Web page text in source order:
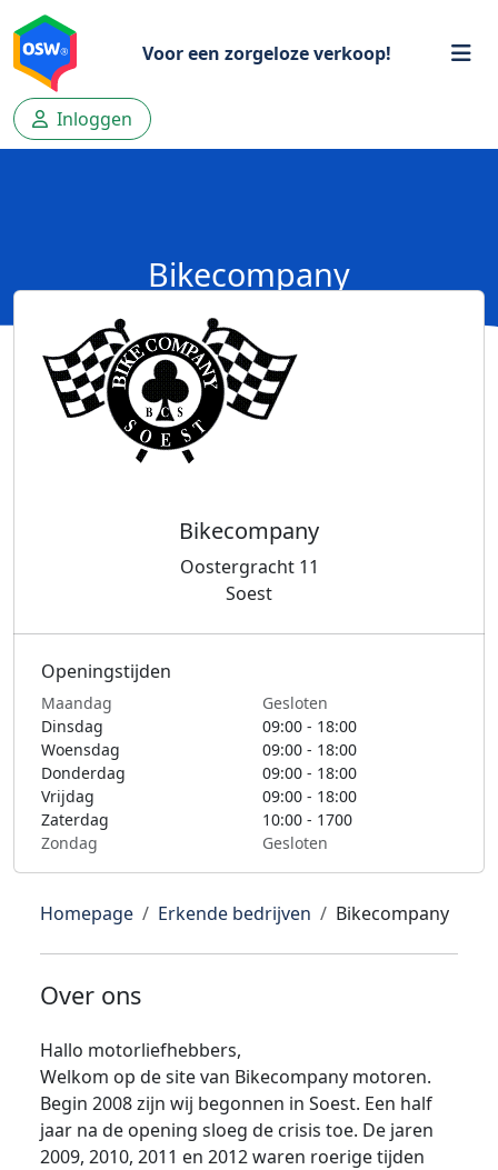
Voor een zorgeloze verkoop!
Inloggen
Bikecompany
Bikecompany
Oostergracht 11
Soest
Openingstijden
Maandag
Gesloten
Dinsdag
09:00 - 18:00
Woensdag
09:00 - 18:00
Donderdag
09:00 - 18:00
Vrijdag
09:00 - 18:00
Zaterdag
10:00 - 1700
Zondag
Gesloten
Homepage Erkende bedrijven Bikecompany
Over ons
Hallo motorliefhebbers,
Welkom op de site van Bikecompany motoren.
Begin 2008 zijn wij begonnen in Soest. Een half
jaar na de opening sloeg de crisis toe. De jaren
2009, 2010, 2011 en 2012 waren roerige tijden